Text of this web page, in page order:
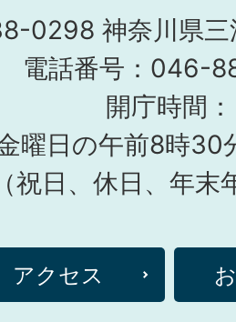
0298 神奈川県三
電話番号：046-
開庁時間：
曜日の午前8時30
祝日、休日、年末
アクセス